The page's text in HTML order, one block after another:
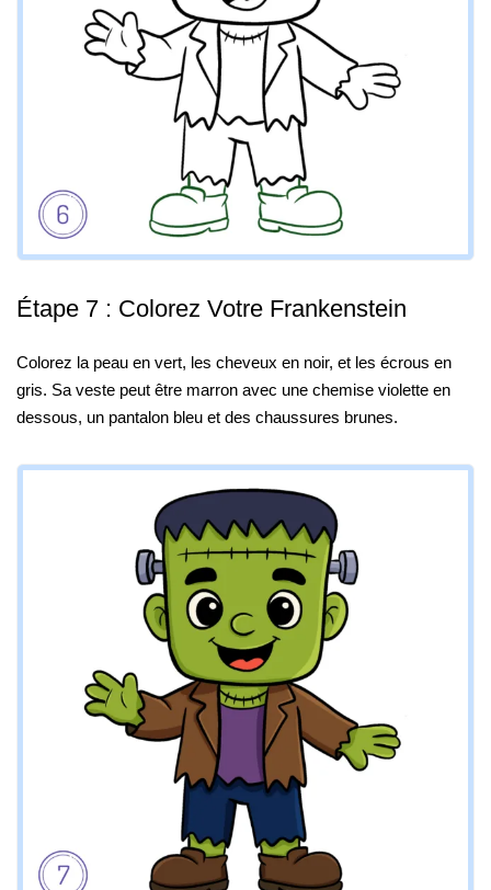
Étape 7 : Colorez Votre Frankenstein
Colorez la peau en vert, les cheveux en noir, et les écrous en
gris. Sa veste peut être marron avec une chemise violette en
dessous, un pantalon bleu et des chaussures brunes.